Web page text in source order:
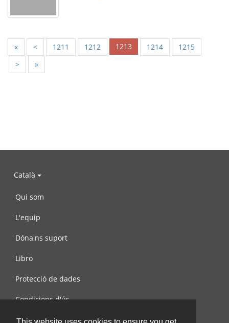
« < 1211 1212 1213 1214
1215
>
»
Català
Qui som
L'equip
Dóna'ns suport
Libro
Protecció de dades
Condicions d'ús
Contacta amb nosaltres